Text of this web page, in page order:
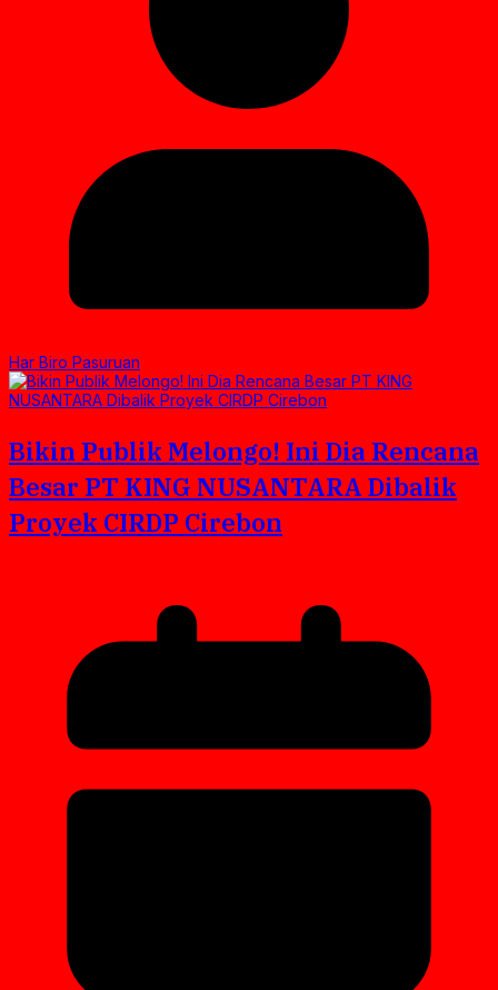
Har Biro Pasuruan
Bikin Publik Melongo! Ini Dia Rencana
Besar PT KING NUSANTARA Dibalik
Proyek CIRDP Cirebon